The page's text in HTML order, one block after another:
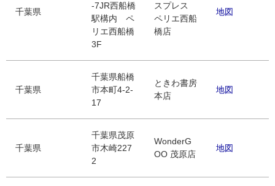
千葉県
-7JR西船橋
駅構内 ペ
リエ西船橋
3F
スプレス
ペリエ西船
橋店
地図
千葉県
千葉県船橋
市本町4-2-
17
ときわ書房
本店
地図
千葉県
千葉県茂原
市木崎227
2
WonderG
OO 茂原店
地図